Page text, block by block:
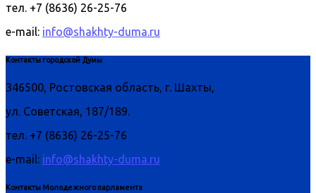
тел. +7 (8636) 26-25-76
e-mail: info@shakhty-duma.ru
Контакты городской Думы
346500, Ростовская область, г. Шахты,
ул. Советская, 187/189.
тел. +7 (8636) 26-25-76
e-mail: info@shakhty-duma.ru
Контакты Молодежного парламента